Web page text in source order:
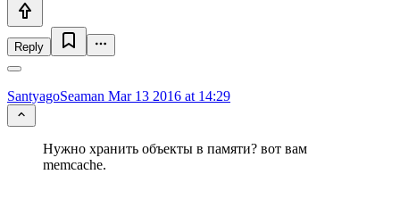
Reply
SantyagoSeaman Mar 13 2016 at 14:29
Нужно хранить объекты в памяти? вот вам
memcache.